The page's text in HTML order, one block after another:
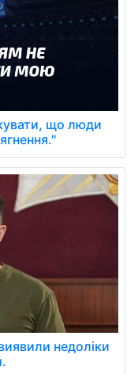
що люди
недоліки